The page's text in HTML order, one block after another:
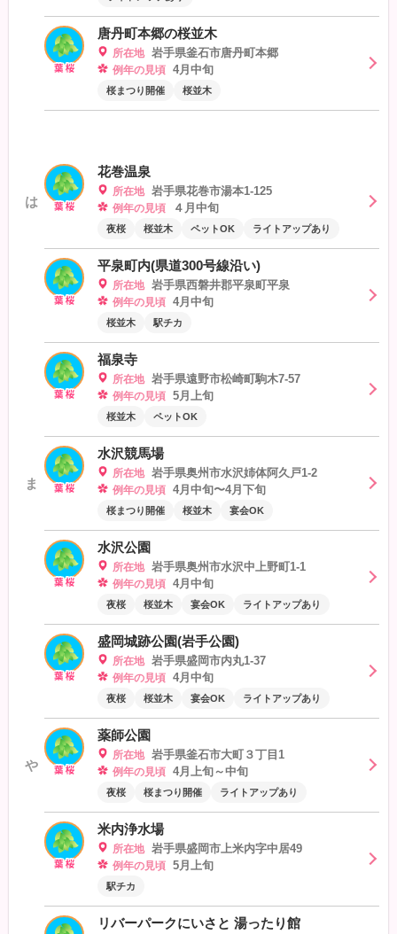
唐丹町本郷の桜並木
所在地 岩手県釜石市唐丹町本郷
例年の見頃 4月中旬
桜まつり開催 桜並木
は
花巻温泉
所在地 岩手県花巻市湯本1-125
例年の見頃 ４月中旬
夜桜 桜並木 ペットOK ライトアップあり
平泉町内(県道300号線沿い)
所在地 岩手県西磐井郡平泉町平泉
例年の見頃 4月中旬
桜並木 駅チカ
福泉寺
所在地 岩手県遠野市松崎町駒木7-57
例年の見頃 5月上旬
桜並木 ペットOK
ま
水沢競馬場
所在地 岩手県奥州市水沢姉体阿久戸1-2
例年の見頃 4月中旬〜4月下旬
桜まつり開催 桜並木 宴会OK
水沢公園
所在地 岩手県奥州市水沢中上野町1-1
例年の見頃 4月中旬
夜桜 桜並木 宴会OK ライトアップあり
盛岡城跡公園(岩手公園)
所在地 岩手県盛岡市内丸1-37
例年の見頃 4月中旬
夜桜 桜並木 宴会OK ライトアップあり
や
薬師公園
所在地 岩手県釜石市大町３丁目1
例年の見頃 4月上旬～中旬
夜桜 桜まつり開催 ライトアップあり
米内浄水場
所在地 岩手県盛岡市上米内字中居49
例年の見頃 5月上旬
駅チカ
リバーパークにいさと 湯ったり館